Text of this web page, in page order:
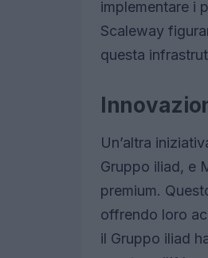
implementare i
Scaleway
questa
Un’altra
Gruppo iliad, e
premium.
offrendo loro
il Gruppo iliad